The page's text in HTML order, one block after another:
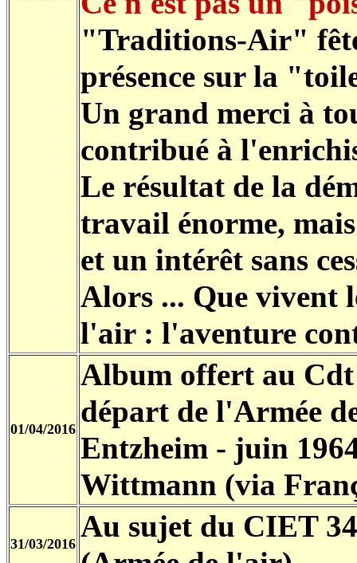
"Traditions-Air"
présence sur la
Un grand merci à
contribué à
Le résultat de la
travail énorme,
et un intérêt sans
Alors ... Que vivent
l'air : l'aventure
01/04/2016
Album offert au
départ de l'Armée
Entzheim - juin
Wittmann (via
31/03/2016 Au sujet du CIET